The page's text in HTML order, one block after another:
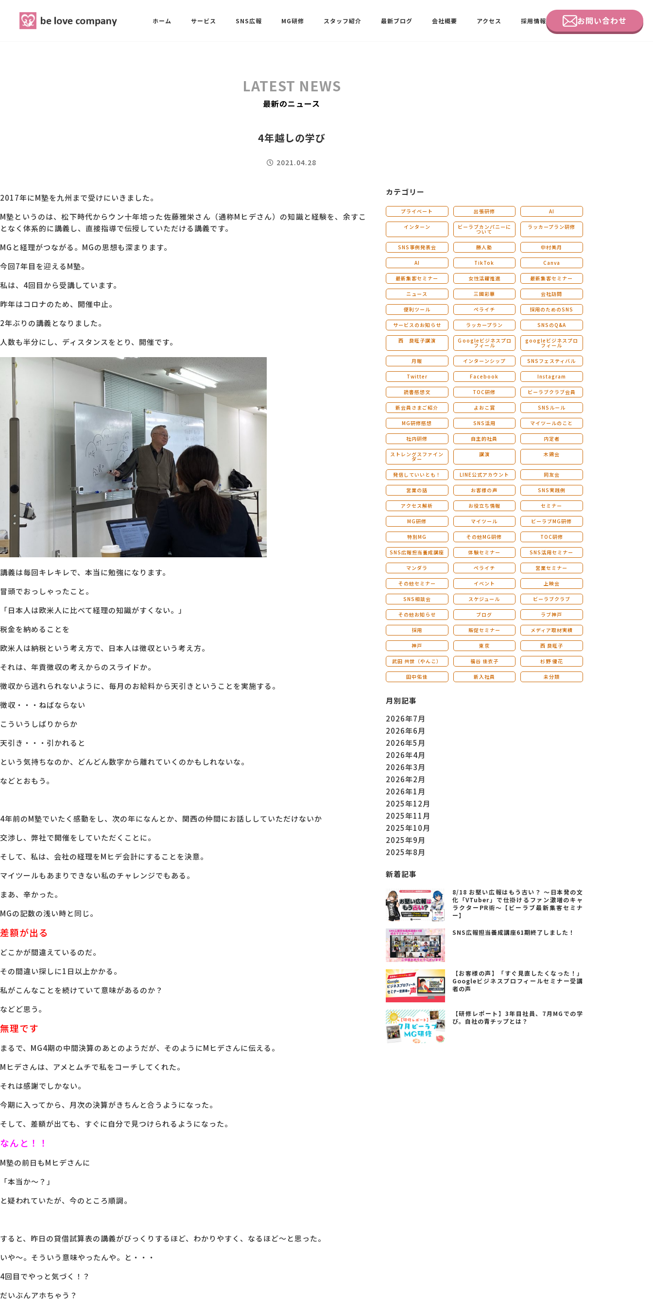
ホーム サービス
ストレングスファインダー研修
SNS広報 MG研修 スタッフ紹介 最新ブログ 会社概要 アクセス 採用情報 お問い合わせ
会社概要
採用情報
お問い合わせ
LATEST NEWS
最新のニュース
4年越しの学び
2021.04.28
2017年にM塾を九州まで受けにいきました。
M塾というのは、松下時代からウン十年培った佐藤雅栄さん（通称Mヒデさん）の知識と経験を、余すこ
となく体系的に講義し、直接指導で伝授していただける講義です。
MGと経理がつながる。MGの思想も深まります。
今回7年目を迎えるM塾。
私は、4回目から受講しています。
昨年はコロナのため、開催中止。
2年ぶりの講義となりました。
人数も半分にし、ディスタンスをとり、開催です。
講義は毎回キレキレで、本当に勉強になります。
冒頭でおっしゃったこと。
「日本人は欧米人に比べて経理の知識がすくない。」
税金を納めることを
欧米人は納税という考え方で、日本人は徴収という考え方。
それは、年貢徴収の考えからのスライドか。
徴収から逃れられないように、毎月のお給料から天引きということを実施する。
徴収・・・ねばならない
こういうしばりからか
天引き・・・引かれると
という気持ちなのか、どんどん数字から離れていくのかもしれないな。
などとおもう。
4年前のM塾でいたく感動をし、次の年になんとか、関西の仲間にお話ししていただけないか
交渉し、弊社で開催をしていただくことに。
そして、私は、会社の経理をMヒデ会計にすることを決意。
マイツールもあまりできない私のチャレンジでもある。
まあ、辛かった。
MGの記数の浅い時と同じ。
差額が出る
どこかが間違えているのだ。
その間違い探しに1日以上かかる。
私がこんなことを続けていて意味があるのか？
などど思う。
無理です
まるで、MG4期の中間決算のあとのようだが、そのようにMヒデさんに伝える。
Mヒデさんは、アメとムチで私をコーチしてくれた。
それは感謝でしかない。
今期に入ってから、月次の決算がきちんと合うようになった。
そして、差額が出ても、すぐに自分で見つけられるようになった。
なんと！！
M塾の前日もMヒデさんに
「本当か～？」
と疑われていたが、今のところ順調。
すると、昨日の貸借試算表の講義がびっくりするほど、わかりやすく、なるほど～と思った。
いや～。そういう意味やったんや。と・・・
4回目でやっと気づく！？
だいぶんアホちゃう？
カテゴリー
プライベート 出張研修 AI
インターン ビーラブカンパニーに
ついて
ラッカープラン研修
SNS事例発表会 勝人塾 中村美月
AI TikTok Canva
最新集客セミナー 女性活躍推進 最新集客セミナー
ニュース 三國彩華 会社訪問
便利ツール ペライチ 採用のためのSNS
サービスのお知らせ ラッカープラン SNSのQ&A
西 良旺子講演 Ｇoogleビジネスプロ
フィール
googleビジネスプロ
フィール
月報 インターンシップ SNSフェスティバル
Twitter Facebook Instagram
読書感想文 TOC研修 ビーラブクラブ会員
新会員さまご紹介 よおこ賞 SNSルール
MG研修感想 SNS活用 マイツールのこと
社内研修 自主的社員 内定者
ストレングスファイン
ダー
講演 木鶏会
発信していいとも！ LINE公式アカウント 同友会
営業の話 お客様の声 SNS実践例
アクセス解析 お役立ち情報 セミナー
MG研修 マイツール ビーラブMG研修
特別MG その他MG研修 TOC研修
SNS広報担当養成講座 体験セミナー SNS活用セミナー
マンダラ ペライチ 営業セミナー
その他セミナー イベント 上映会
SNS相談会 スケジュール ビーラブクラブ
その他お知らせ ブログ ラブ神戸
採用 販促セミナー メディア取材実績
神戸 東京 西 良旺子
武田 共世（やんこ） 福谷 佳衣子 杉野 優花
田中佑佳 新入社員 未分類
月別記事
2026年7月
2026年6月
2026年5月
2026年4月
2026年3月
2026年2月
2026年1月
2025年12月
2025年11月
2025年10月
2025年9月
2025年8月
新着記事
8/18 お堅い広報はもう古い？ ～日本発の文
化「VTuber」で仕掛けるファン激増のキャ
ラクターPR術～【ビーラブ最新集客セミナ
ー】
SNS広報担当養成講座61期終了しました！
【お客様の声】「すぐ見直したくなった！」
Googleビジネスプロフィールセミナー受講
者の声
【研修レポート】3年目社員、7月MGでの学
び。自社の青チップとは？